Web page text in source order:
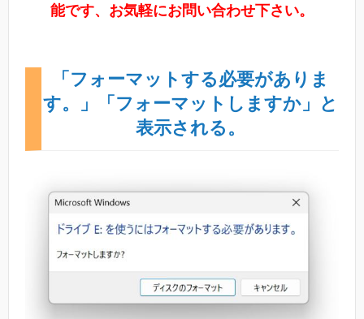
能です、お気軽にお問い合わせ下さい。
「フォーマットする必要がありま
す。」「フォーマットしますか」と
表示される。